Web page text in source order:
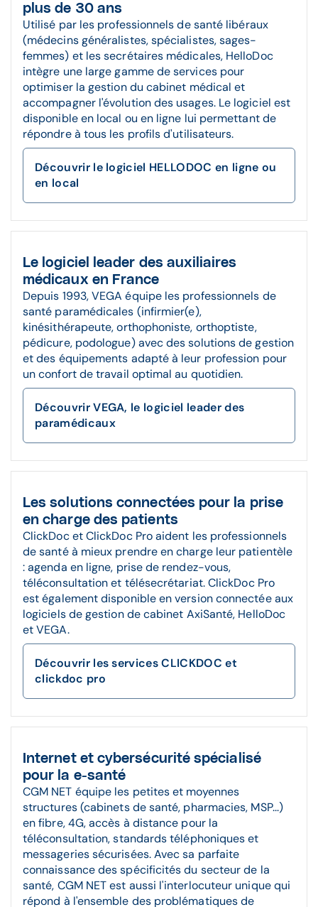
plus de 30 ans
Utilisé par les professionnels de santé libéraux
(médecins généralistes, spécialistes, sages-
femmes) et les secrétaires médicales, HelloDoc
intègre une large gamme de services pour
optimiser la gestion du cabinet médical et
accompagner l'évolution des usages. Le logiciel est
disponible en local ou en ligne lui permettant de
répondre à tous les profils d'utilisateurs.
Découvrir le logiciel HELLODOC en ligne ou
en local
Le logiciel leader des auxiliaires
médicaux en France
Depuis 1993, VEGA équipe les professionnels de
santé paramédicales (infirmier(e),
kinésithérapeute, orthophoniste, orthoptiste,
pédicure, podologue) avec des solutions de gestion
et des équipements adapté à leur profession pour
un confort de travail optimal au quotidien.
Découvrir VEGA, le logiciel leader des
paramédicaux
Les solutions connectées pour la prise
en charge des patients
ClickDoc et ClickDoc Pro aident les professionnels
de santé à mieux prendre en charge leur patientèle
: agenda en ligne, prise de rendez-vous,
téléconsultation et télésecrétariat. ClickDoc Pro
est également disponible en version connectée aux
logiciels de gestion de cabinet AxiSanté, HelloDoc
et VEGA.
Découvrir les services CLICKDOC et
clickdoc pro
Internet et cybersécurité spécialisé
pour la e-santé
CGM NET équipe les petites et moyennes
structures (cabinets de santé, pharmacies, MSP...)
en fibre, 4G, accès à distance pour la
téléconsultation, standards téléphoniques et
messageries sécurisées. Avec sa parfaite
connaissance des spécificités du secteur de la
santé, CGM NET est aussi l'interlocuteur unique qui
répond à l'ensemble des problématiques de